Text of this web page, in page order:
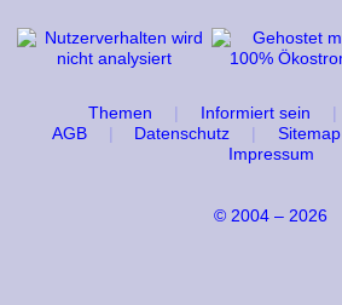
Themen Informiert sein
AGB
Datenschutz Sitemap
Impressum
© 2004 – 2026